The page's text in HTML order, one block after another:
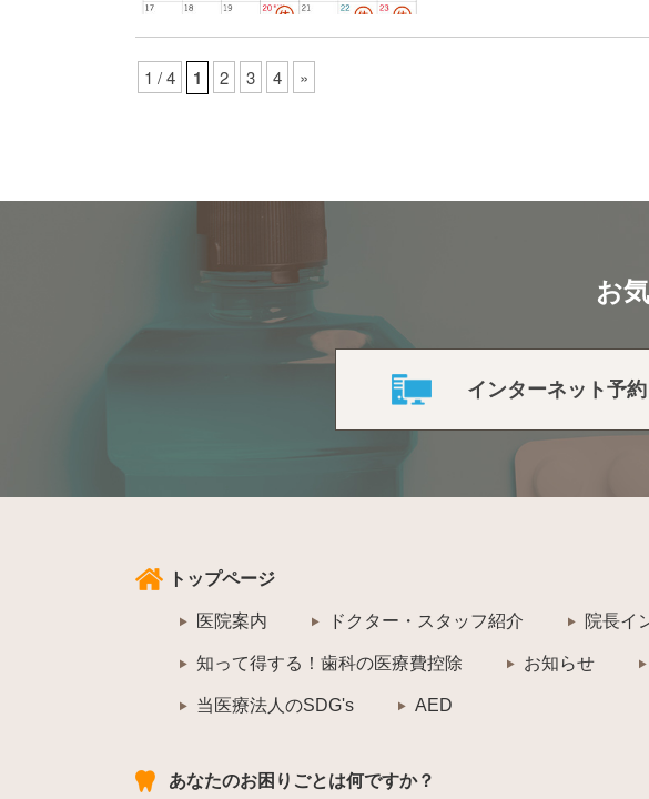
1 / 4 1 2 3 4 »
お
インターネット予約
トップページ
医院案内 ドクター・スタッフ紹介 院長イ
知って得する！歯科の医療費控除 お知らせ
当医療法人のSDG's AED
あなたのお困りごとは何ですか？